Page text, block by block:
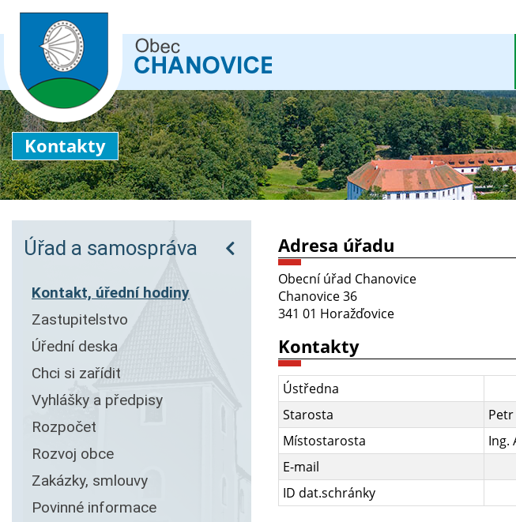
Kontakty
Úřad a samospráva
Kontakt, úřední hodiny
Zastupitelstvo
Úřední deska
Chci si zařídit
Vyhlášky a předpisy
Rozpočet
Rozvoj obce
Zakázky, smlouvy
Povinné informace
Adresa úřadu
Obecní úřad Chanovice
Chanovice 36
341 01 Horažďovice
Kontakty
Ústředna
Starosta
Místostarosta
Ing.
E-mail
ID dat.schránky